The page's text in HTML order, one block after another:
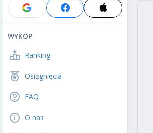
WYKOP
Ranking
Osiągnięcia
FAQ
O nas